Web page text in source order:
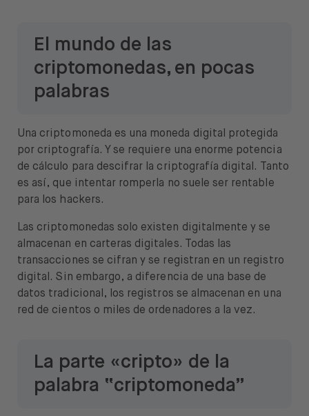
El mundo de las
criptomonedas, en pocas
palabras
Una criptomoneda es una moneda digital protegida
por criptografía. Y se requiere una enorme potencia
de cálculo para descifrar la criptografía digital. Tanto
es así, que intentar romperla no suele ser rentable
para los hackers.
Las criptomonedas solo existen digitalmente y se
almacenan en carteras digitales. Todas las
transacciones se cifran y se registran en un registro
digital. Sin embargo, a diferencia de una base de
datos tradicional, los registros se almacenan en una
red de cientos o miles de ordenadores a la vez.
La parte «cripto» de la
palabra “criptomoneda”